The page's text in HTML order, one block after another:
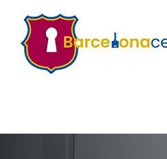
contenido